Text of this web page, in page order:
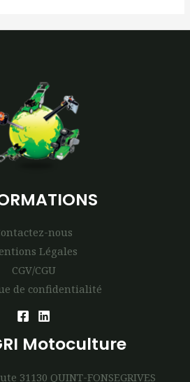
nous
Légales
CGV/CGU
de confidentialité
Motoculture
31130 QUINT-FONSEGRIVES